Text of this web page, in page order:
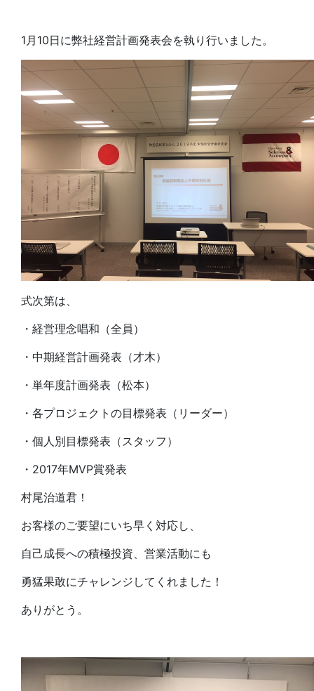
1月10日に弊社経営計画発表会を執り行いました。
式次第は、
・経営理念唱和（全員）
・中期経営計画発表（才木）
・単年度計画発表（松本）
・各プロジェクトの目標発表（リーダー）
・個人別目標発表（スタッフ）
・2017年MVP賞発表
村尾治道君！
お客様のご要望にいち早く対応し、
自己成長への積極投資、営業活動にも
勇猛果敢にチャレンジしてくれました！
ありがとう。